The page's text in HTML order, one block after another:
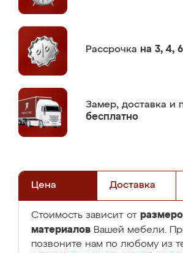
Рассрочка на 3, 4,
Замер, доставка и
бесплатно
Цена Доставка
Стоимость зависит от
материалов Вашей мебели.
позвоните нам по любому из